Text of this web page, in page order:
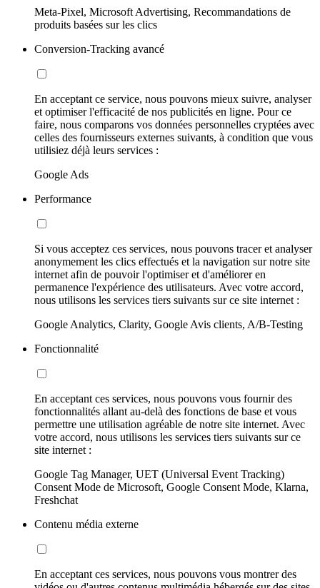
Meta-Pixel, Microsoft Advertising, Recommandations de
produits basées sur les clics
Conversion-Tracking avancé
En acceptant ce service, nous pouvons mieux suivre, analyser
et optimiser l'efficacité de nos publicités en ligne. Pour ce
faire, nous comparons vos données personnelles cryptées avec
celles des fournisseurs externes suivants, à condition que vous
utilisiez déjà leurs services :
Google Ads
Performance
Si vous acceptez ces services, nous pouvons tracer et analyser
anonymement les clics effectués et la navigation sur notre site
internet afin de pouvoir l'optimiser et d'améliorer en
permanence l'expérience des utilisateurs. Avec votre accord,
nous utilisons les services tiers suivants sur ce site internet :
Google Analytics, Clarity, Google Avis clients, A/B-Testing
Fonctionnalité
En acceptant ces services, nous pouvons vous fournir des
fonctionnalités allant au-delà des fonctions de base et vous
permettre une utilisation agréable de notre site internet. Avec
votre accord, nous utilisons les services tiers suivants sur ce
site internet :
Google Tag Manager, UET (Universal Event Tracking)
Consent Mode de Microsoft, Google Consent Mode, Klarna,
Freshchat
Contenu média externe
En acceptant ces services, nous pouvons vous montrer des